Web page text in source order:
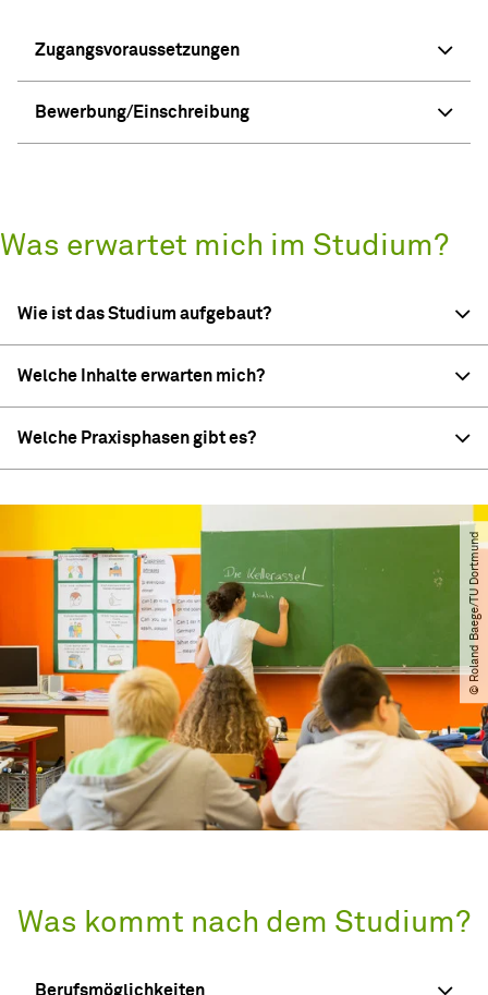
Zugangsvoraussetzungen
Bewerbung/Einschreibung
Was erwartet mich im Studium?
Wie ist das Studium aufgebaut?
Welche Inhalte erwarten mich?
Welche Praxisphasen gibt es?
© Roland Baege​/​TU Dortmund
Was kommt nach dem Studium?
Berufsmöglichkeiten